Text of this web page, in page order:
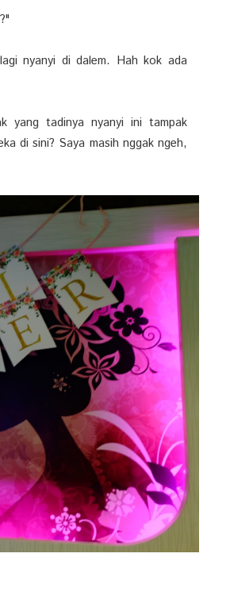
nyanyi di dalem. Hah kok ada
yang tadinya nyanyi ini tampak
di sini? Saya masih nggak ngeh,